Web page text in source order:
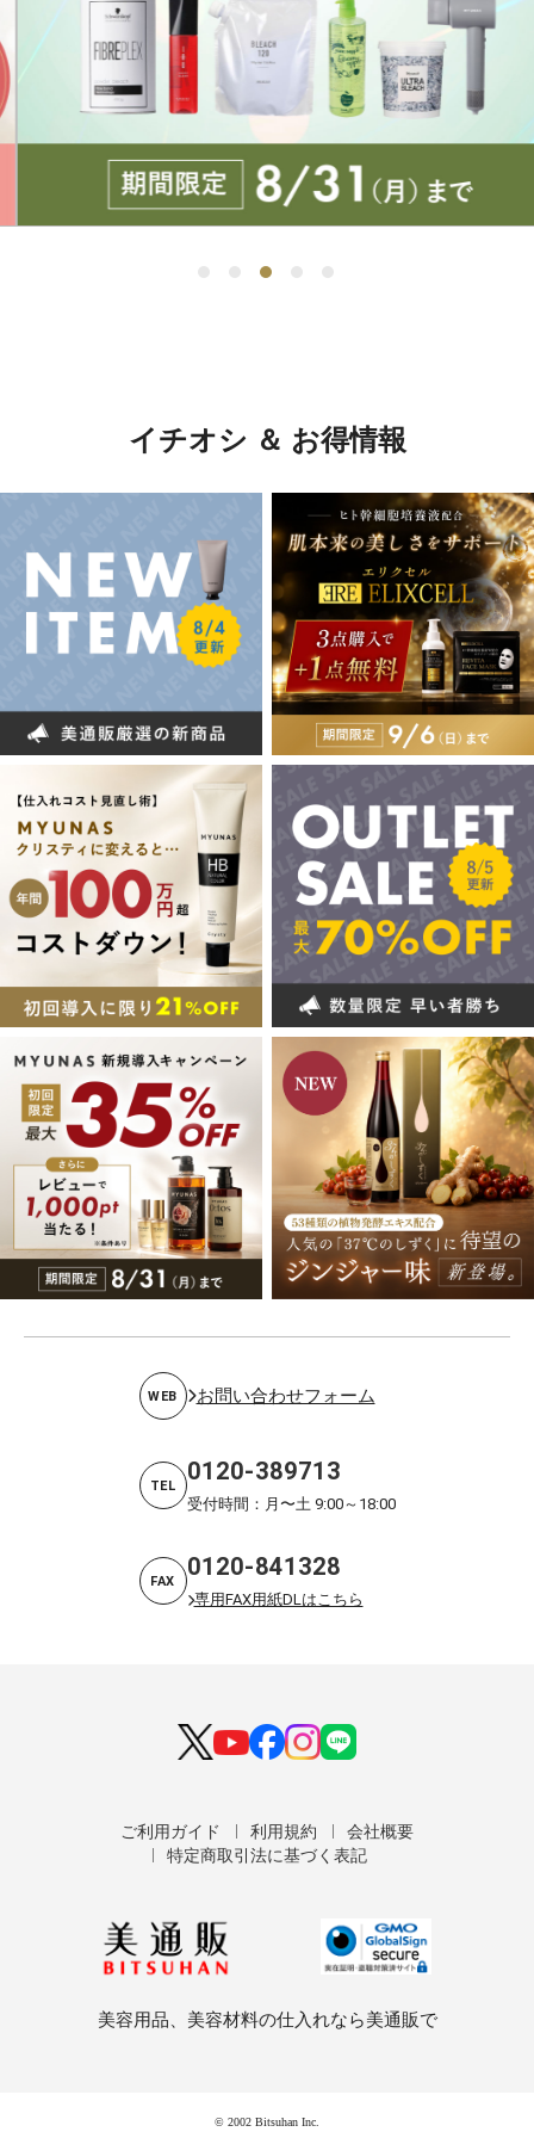
イチオシ ＆ お得情報
WEB お問い合わせフォーム
TEL 0120-389713
受付時間：月〜土 9:00～18:00
FAX 0120-841328
専用FAX用紙DLはこちら
ご利用ガイド 利用規約
会社概要
特定商取引法に基づく表記
美容用品、美容材料の仕入れなら美通販で
© 2002 Bitsuhan Inc.